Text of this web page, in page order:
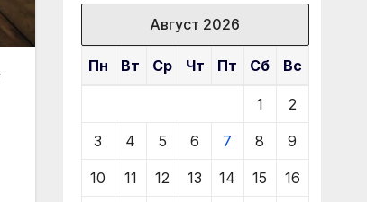
Август 2026
Пн Вт Ср Чт Пт Сб Вс
1 2
3 4 5 6 7 8 9
10 11 12 13 14 15 16